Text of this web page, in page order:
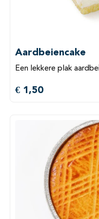
Aardbeiencake
Een lekkere plak
€ 1,50